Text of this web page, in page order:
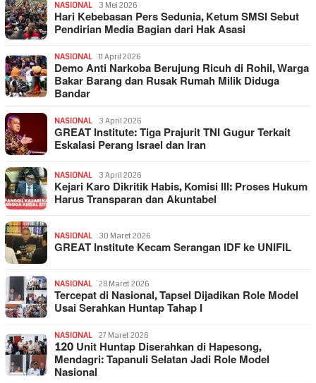
NASIONAL 3 Mei 2026
Hari Kebebasan Pers Sedunia, Ketum SMSI Sebut
Pendirian Media Bagian dari Hak Asasi
NASIONAL 11 April 2026
Demo Anti Narkoba Berujung Ricuh di Rohil, Warga
Bakar Barang dan Rusak Rumah Milik Diduga
Bandar
NASIONAL 3 April 2026
GREAT Institute: Tiga Prajurit TNI Gugur Terkait
Eskalasi Perang Israel dan Iran
NASIONAL 3 April 2026
Kejari Karo Dikritik Habis, Komisi III: Proses Hukum
Harus Transparan dan Akuntabel
NASIONAL 30 Maret 2026
GREAT Institute Kecam Serangan IDF ke UNIFIL
NASIONAL 28 Maret 2026
Tercepat di Nasional, Tapsel Dijadikan Role Model
Usai Serahkan Huntap Tahap I
NASIONAL 27 Maret 2026
120 Unit Huntap Diserahkan di Hapesong,
Mendagri: Tapanuli Selatan Jadi Role Model
Nasional